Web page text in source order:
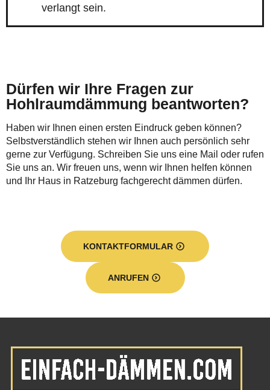
verlangt sein.
Dürfen wir Ihre Fragen zur
Hohlraumdämmung beantworten?
Haben wir Ihnen einen ersten Eindruck geben können?
Selbstverständlich stehen wir Ihnen auch persönlich sehr
gerne zur Verfügung. Schreiben Sie uns eine Mail oder rufen
Sie uns an. Wir freuen uns, wenn wir Ihnen helfen können
und Ihr Haus in Ratzeburg fachgerecht dämmen dürfen.
KONTAKTFORMULAR
ANRUFEN